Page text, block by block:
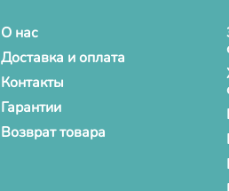
Доставка и оплата
Контакты
Гарантии
Возврат товара